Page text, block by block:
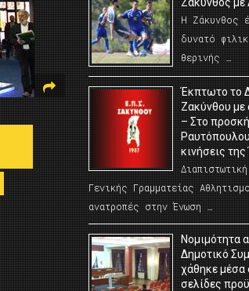
Η Ζάκυνθος
δυνατό
θερινής …
Έκπτωτο το
Ζακύνθου
– Στο
κινήσεις
Γενικής Γραμματείας
ανατροπές στην Ένωση …
Νομιμότητα
Δημοτικό
χάθηκε μέσα
σελίδες